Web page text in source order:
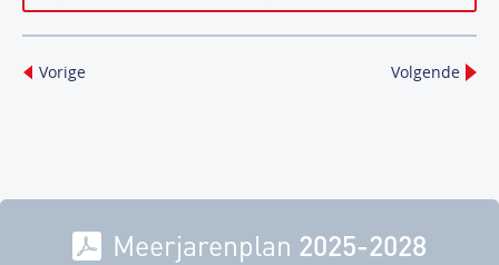
Vorige Volgende
Meerjarenplan 2025-2028